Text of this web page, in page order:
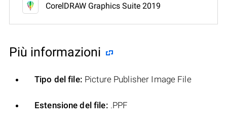
CorelDRAW Graphics Suite 2019
Più informazioni
Tipo del file: Picture Publisher Image File
Estensione del file: .PPF